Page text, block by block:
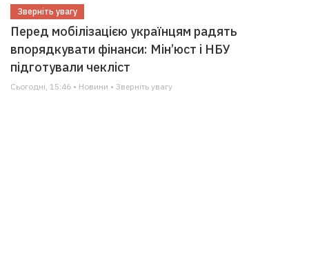
Зверніть увагу
Перед мобілізацією українцям радять
впорядкувати фінанси: Мін’юст і НБУ
підготували чекліст
Сьогодні, 15:46 • Новини • Зверніть увагу